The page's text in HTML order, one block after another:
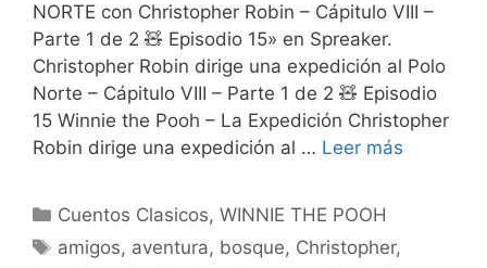
NORTE con Christopher Robin – Cápitulo VIII –
Parte 1 de 2 🧸 Episodio 15» en Spreaker.
Christopher Robin dirige una expedición al Polo
Norte – Cápitulo VIII – Parte 1 de 2 🧸 Episodio
15 Winnie the Pooh – La Expedición Christopher
Robin dirige una expedición al … Leer más
Categorías
Cuentos Clasicos,WINNIE THE POOH
Etiquetas
amigos, aventura, bosque, Christopher,